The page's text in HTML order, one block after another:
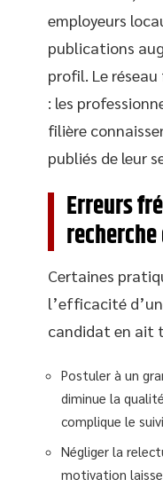
employeurs
publications
profil. Le
: les
filière
publiés de leur
Erreurs
Certaines
l’efficacité
candidat en ait
Postuler à un
diminue la
complique le
Négliger la
motivation